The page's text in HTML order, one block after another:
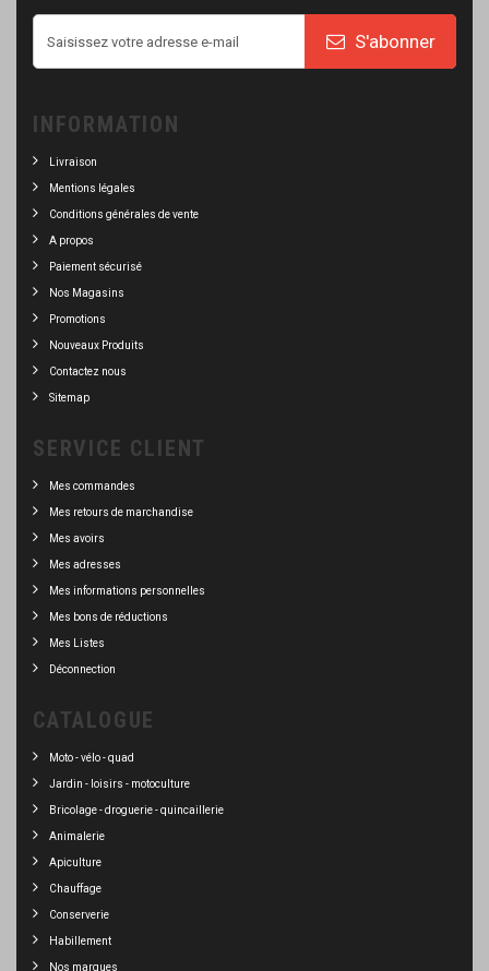
S'abonner
INFORMATION
Livraison
Mentions légales
Conditions générales de vente
A propos
Paiement sécurisé
Nos Magasins
Promotions
Nouveaux Produits
Contactez nous
Sitemap
SERVICE CLIENT
Mes commandes
Mes retours de marchandise
Mes avoirs
Mes adresses
Mes informations personnelles
Mes bons de réductions
Mes Listes
Déconnection
CATALOGUE
Moto - vélo - quad
Jardin - loisirs - motoculture
Bricolage - droguerie - quincaillerie
Animalerie
Apiculture
Chauffage
Conserverie
Habillement
Nos marques